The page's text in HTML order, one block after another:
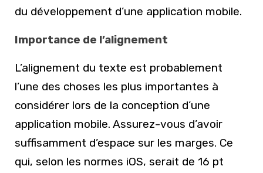
du développement d’une application mobile.
Importance de l’alignement
L’alignement du texte est probablement
l’une des choses les plus importantes à
considérer lors de la conception d’une
application mobile. Assurez-vous d’avoir
suffisamment d’espace sur les marges. Ce
qui, selon les normes iOS, serait de 16 pt